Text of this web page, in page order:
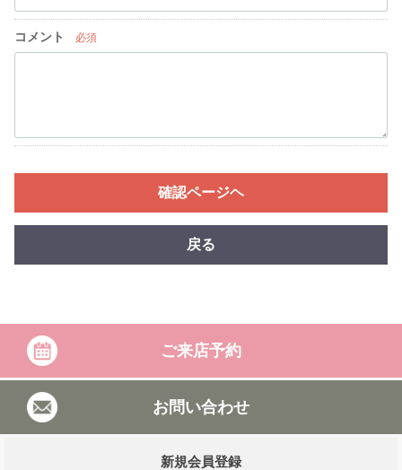
コメント 必須
確認ページヘ
戻る
ご来店予約
お問い合わせ
新規会員登録